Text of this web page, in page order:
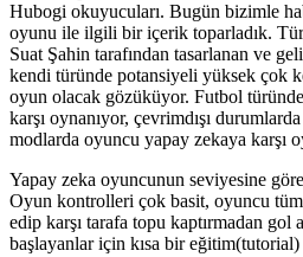
Hubogi okuyucuları. Bugün bizimle
oyunu ile ilgili bir içerik toparladık.
Suat Şahin tarafından tasarlanan ve
kendi türünde potansiyeli yüksek çok
oyun olacak gözüküyor. Futbol
karşı oynanıyor, çevrimdışı
modlarda oyuncu yapay zekaya karşı
Yapay zeka oyuncunun seviyesine
Oyun kontrolleri çok basit, oyuncu tüm
edip karşı tarafa topu kaptırmadan gol
başlayanlar için kısa bir eğitim(tutorial)